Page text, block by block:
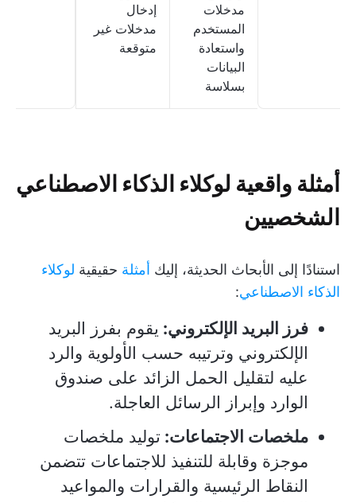
مدخلات
المستخدم
واستعادة
البيانات
بسلاسة
إدخال
مدخلات غير
متوقعة
أمثلة واقعية لوكلاء الذكاء الاصطناعي
الشخصيين
استنادًا إلى الأبحاث الحديثة، إليك أمثلة حقيقية لوكلاء
الذكاء الاصطناعي:
فرز البريد الإلكتروني: يقوم بفرز البريد
الإلكتروني وترتيبه حسب الأولوية والرد
عليه لتقليل الحمل الزائد على صندوق
الوارد وإبراز الرسائل العاجلة.
ملخصات الاجتماعات: توليد ملخصات
موجزة وقابلة للتنفيذ للاجتماعات تتضمن
النقاط الرئيسية والقرارات والمواعيد